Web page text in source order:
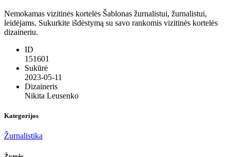
Nemokamas vizitinės kortelės Šablonas žurnalistui, žurnalistui,
leidėjams. Sukurkite išdėstymą su savo rankomis vizitinės kortelės
dizaineriu.
ID
151601
Sukūrė
2023-05-11
Dizaineris
Nikita Leusenko
Kategorijos
Žurnalistika